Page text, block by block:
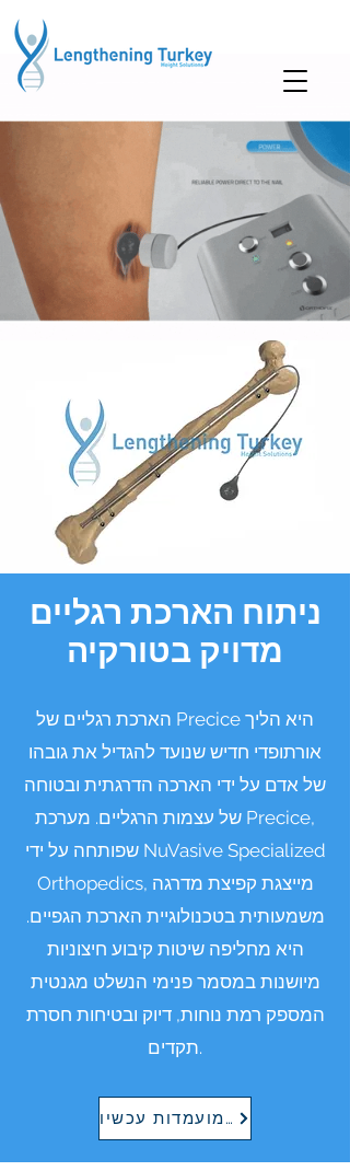
ניתוח הארכת רגליים
מדויק בטורקיה
הארכת רגליים של Precice היא הליך
אורתופדי חדיש שנועד להגדיל את גובהו
של אדם על ידי הארכה הדרגתית ובטוחה
של עצמות הרגליים. מערכת Precice,
שפותחה על ידי NuVasive Specialized
Orthopedics, מייצגת קפיצת מדרגה
משמעותית בטכנולוגיית הארכת הגפיים.
היא מחליפה שיטות קיבוע חיצוניות
מיושנות במסמר פנימי הנשלט מגנטית
המספק רמת נוחות, דיוק ובטיחות חסרת
תקדים.
הגש מועמדות עכשיו